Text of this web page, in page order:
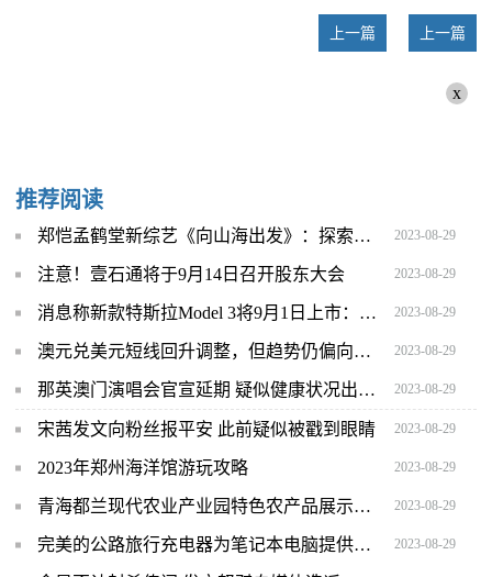
上一篇 上一篇
x
推荐阅读
郑恺孟鹤堂新综艺《向山海出发》：探索新疆小众景点 主打说走就走的真实露营 2023-08-29
注意！壹石通将于9月14日召开股东大会 2023-08-29
消息称新款特斯拉Model 3将9月1日上市：价格定在20万元左右 2023-08-29
澳元兑美元短线回升调整，但趋势仍偏向空头 2023-08-29
那英澳门演唱会官宣延期 疑似健康状况出问题 2023-08-29
宋茜发文向粉丝报平安 此前疑似被戳到眼睛 2023-08-29
2023年郑州海洋馆游玩攻略 2023-08-29
青海都兰现代农业产业园特色农产品展示交易中心正式启动 2023-08-29
完美的公路旅行充电器为笔记本电脑提供足够的电量 2023-08-29